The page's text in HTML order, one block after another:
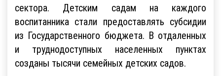
сектора. Детским садам на каждого
воспитанника стали предоставлять субсидии
из Государственного бюджета. В отдаленных
и труднодоступных населенных пунктах
созданы тысячи семейных детских садов.